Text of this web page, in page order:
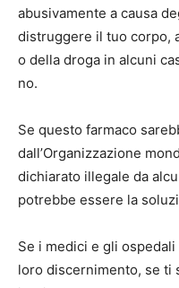
abusivamente a causa
distruggere il tuo corpo,
o della droga in alcuni
no.
Se questo farmaco
dall’Organizzazione
dichiarato illegale da
potrebbe essere la
Se i medici e gli
loro discernimento, se ti